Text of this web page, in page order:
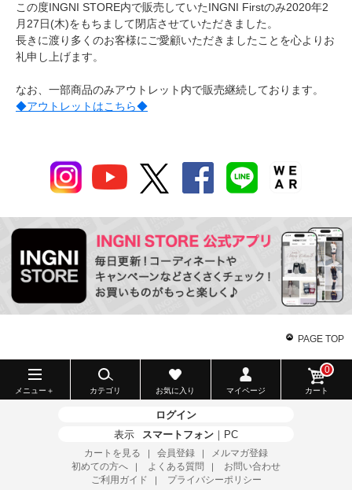
この度INGNI STORE内で販売していたINGNI Firstのみ2020年2
月27日(木)をもちまして閉店させていただきました。
長きに渡り多くのお客様にご愛顧いただきましたことを心よりお
礼申し上げます。
なお、一部商品のみアウトレット内で販売継続しております。
◆アウトレットはこちら◆
PAGE TOP
メニュー＋ カテゴリ お気に入り マイページ カート
0
ログイン
表示
スマートフォン ｜ PC
カートを見る ｜ 会員登録 ｜
メルマガ登録
初めての方へ
｜ よくある質問 ｜
お問い合わせ
ご利用ガイド
プライバシーポリシー